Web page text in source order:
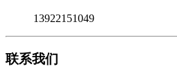
13922151049
联系我们